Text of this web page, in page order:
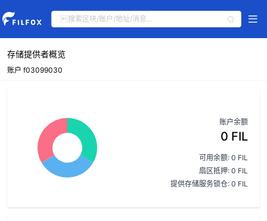
存储提供者概览
账户 f03099030
账户余额
0 FIL
可用余额: 0 FIL
扇区抵押: 0 FIL
提供存储服务锁仓: 0 FIL